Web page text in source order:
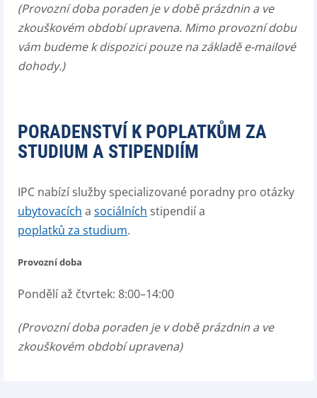
(Provozní doba poraden je v době prázdnin a ve
zkouškovém období upravena. Mimo provozní dobu
vám budeme k dispozici pouze na základě e-mailové
dohody.)
PORADENSTVÍ K POPLATKŮM ZA
STUDIUM A STIPENDIÍM
IPC nabízí služby specializované poradny pro otázky
ubytovacích a sociálních stipendií a
poplatků za studium.
Provozní doba
Pondělí až čtvrtek: 8:00–14:00
(Provozní doba poraden je v době prázdnin a ve
zkouškovém období upravena)